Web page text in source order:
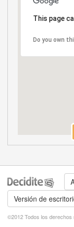
This page
Do you own
Versión de
©2012 Todos los derechos